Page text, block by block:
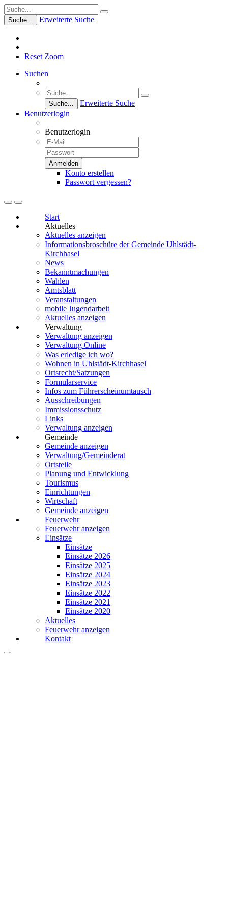
Suche... Erweiterte Suche
Reset Zoom
Suchen
Suche...
Erweiterte Suche
Benutzerlogin
Benutzerlogin
Konto erstellen
Passwort vergessen?
Start
Aktuelles
Aktuelles anzeigen
Informationsbroschüre der Gemeinde Uhlstädt-
Kirchhasel
News
Bekanntmachungen
Wahlen
Amtsblatt
Veranstaltungen
mobile Jugendarbeit
Aktuelles anzeigen
Verwaltung
Verwaltung anzeigen
Verwaltung Online
Was erledige ich wo?
Wohnen in Uhlstädt-Kirchhasel
Ortsrecht/Satzungen
Formularservice
Infos zum Führerscheinumtausch
Ausschreibungen
Immissionsschutz
Links
Verwaltung anzeigen
Gemeinde
Gemeinde anzeigen
Verwaltung/Gemeinderat
Ortsteile
Planung und Entwicklung
Tourismus
Einrichtungen
Wirtschaft
Gemeinde anzeigen
Feuerwehr
Feuerwehr anzeigen
Einsätze
Einsätze
Einsätze 2026
Einsätze 2025
Einsätze 2024
Einsätze 2023
Einsätze 2022
Einsätze 2021
Einsätze 2020
Aktuelles
Feuerwehr anzeigen
Kontakt